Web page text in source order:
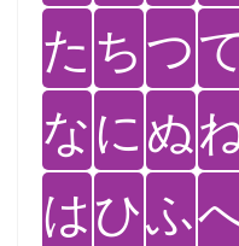
た ちつて
なにぬ
はひふ